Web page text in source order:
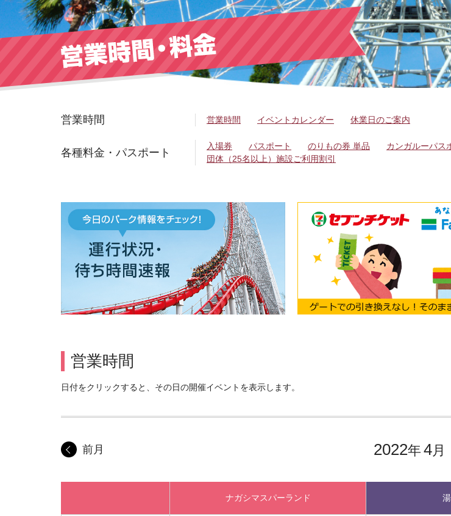
営業時間 営業時間 イベントカレンダー 休業日のご案内
各種料金・パスポート
入場券 パスポート のりもの券 単品 カンガルーパス
団体（25名以上）施設ご利用割引
営業時間
日付をクリックすると、その日の開催イベントを表示します。
2022年 4月
前月
ナガシマスパーランド